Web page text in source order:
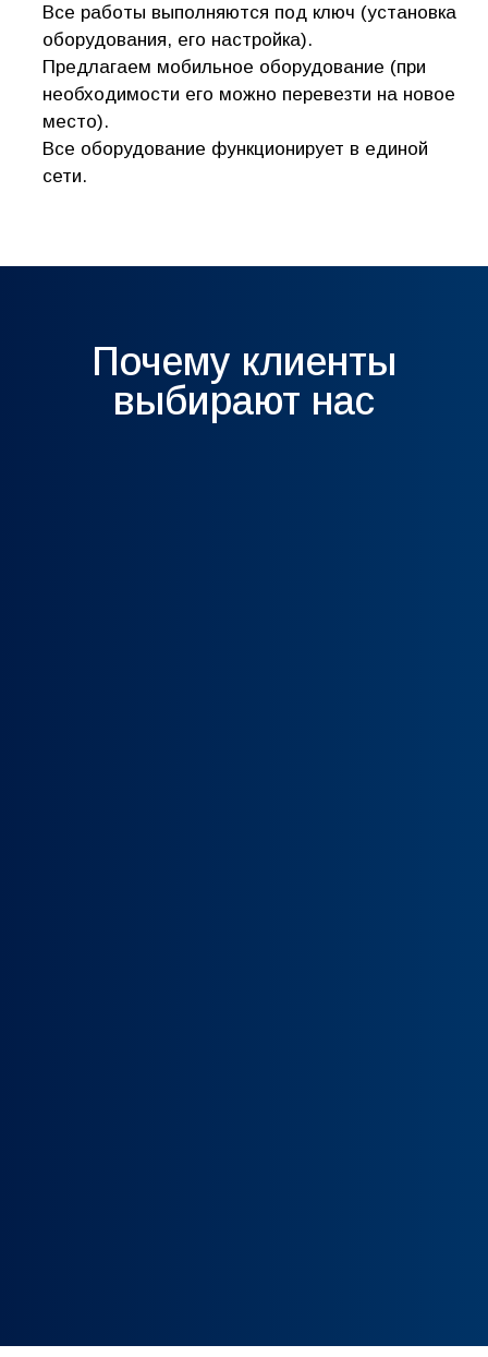
Все работы выполняются под ключ (установка
оборудования, его настройка).
Предлагаем мобильное оборудование (при
необходимости его можно перевезти на новое
место).
Все оборудование функционирует в единой
сети.
Почему клиенты
выбирают нас